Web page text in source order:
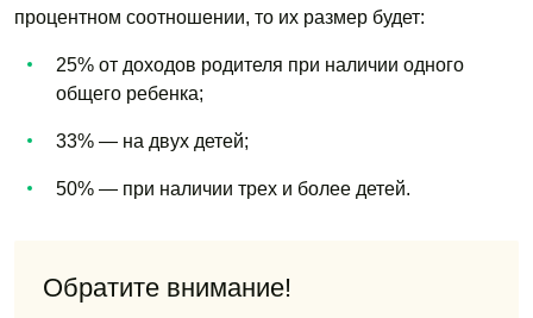
процентном соотношении, то их размер будет:
25% от доходов родителя при наличии одного
общего ребенка;
33% — на двух детей;
50% — при наличии трех и более детей.
Обратите внимание!